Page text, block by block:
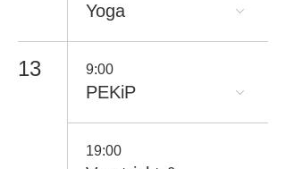
Yoga
13 9:00
PEKiP
19:00